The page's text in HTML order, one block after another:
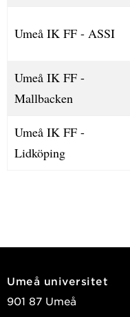
Umeå IK FF - ASSI
Umeå IK FF -
Mallbacken
Umeå IK FF -
Lidköping
Umeå universitet
901 87 Umeå